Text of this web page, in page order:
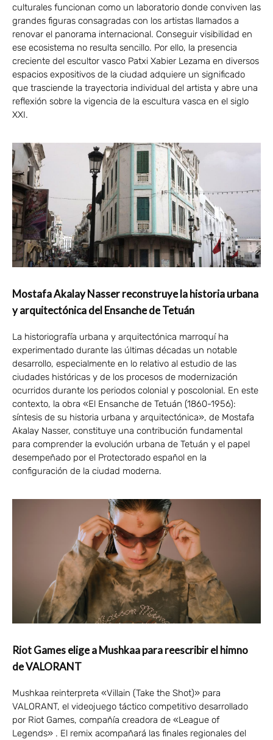
culturales funcionan como un laboratorio donde conviven las
grandes figuras consagradas con los artistas llamados a
renovar el panorama internacional. Conseguir visibilidad en
ese ecosistema no resulta sencillo. Por ello, la presencia
creciente del escultor vasco Patxi Xabier Lezama en diversos
espacios expositivos de la ciudad adquiere un significado
que trasciende la trayectoria individual del artista y abre una
reflexión sobre la vigencia de la escultura vasca en el siglo
XXI.
Mostafa Akalay Nasser reconstruye la historia urbana
y arquitectónica del Ensanche de Tetuán
La historiografía urbana y arquitectónica marroquí ha
experimentado durante las últimas décadas un notable
desarrollo, especialmente en lo relativo al estudio de las
ciudades históricas y de los procesos de modernización
ocurridos durante los periodos colonial y poscolonial. En este
contexto, la obra «El Ensanche de Tetuán (1860-1956):
síntesis de su historia urbana y arquitectónica», de Mostafa
Akalay Nasser, constituye una contribución fundamental
para comprender la evolución urbana de Tetuán y el papel
desempeñado por el Protectorado español en la
configuración de la ciudad moderna.
Riot Games elige a Mushkaa para reescribir el himno
de VALORANT
Mushkaa reinterpreta «Villain (Take the Shot)» para
VALORANT, el videojuego táctico competitivo desarrollado
por Riot Games, compañía creadora de «League of
Legends» . El remix acompañará las finales regionales del